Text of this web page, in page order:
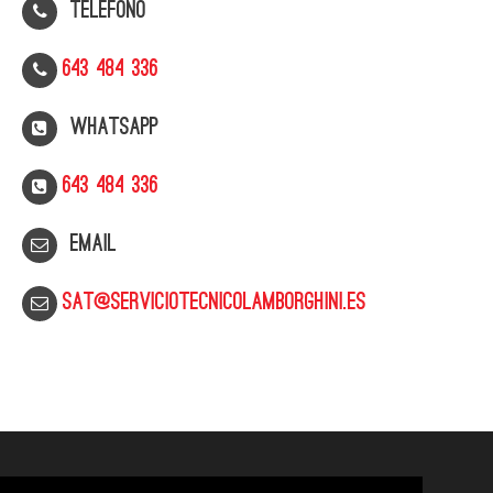
Telefono
643 484 336
WhatsApp
643 484 336
Email
sat@serviciotecnicolamborghini.es